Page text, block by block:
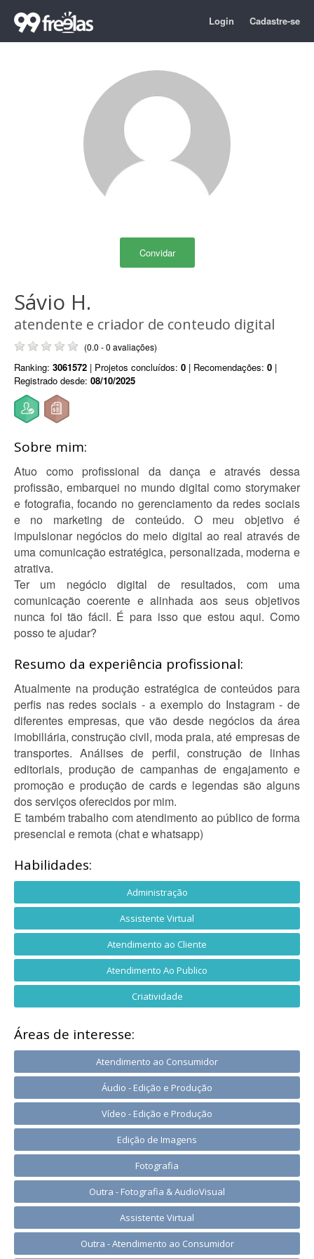
Login Cadastre-se
Convidar
Sávio H.
atendente e criador de conteudo digital
(0.0 - 0 avaliações)
Ranking: 3061572 | Projetos concluídos: 0 | Recomendações: 0 |
Registrado desde: 08/10/2025
Sobre mim:
Atuo como profissional da dança e através dessa
profissão, embarquei no mundo digital como storymaker
e fotografia, focando no gerenciamento da redes sociais
e no marketing de conteúdo. O meu objetivo é
impulsionar negócios do meio digital ao real através de
uma comunicação estratégica, personalizada, moderna e
atrativa.
Ter um negócio digital de resultados, com uma
comunicação coerente e alinhada aos seus objetivos
nunca foi tão fácil. É para isso que estou aqui. Como
posso te ajudar?
Resumo da experiência profissional:
Atualmente na produção estratégica de conteúdos para
perfis nas redes sociais - a exemplo do Instagram - de
diferentes empresas, que vão desde negócios da área
imobiliária, construção civil, moda praia, até empresas de
transportes. Análises de perfil, construção de linhas
editoriais, produção de campanhas de engajamento e
promoção e produção de cards e legendas são alguns
dos serviços oferecidos por mim.
E também trabalho com atendimento ao público de forma
presencial e remota (chat e whatsapp)
Habilidades:
Administração
Assistente Virtual
Atendimento ao Cliente
Atendimento Ao Publico
Criatividade
Áreas de interesse:
Atendimento ao Consumidor
Áudio - Edição e Produção
Vídeo - Edição e Produção
Edição de Imagens
Fotografia
Outra - Fotografia & AudioVisual
Assistente Virtual
Outra - Atendimento ao Consumidor